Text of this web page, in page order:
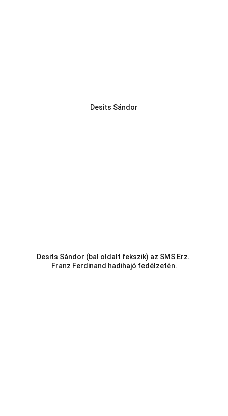
Desits Sándor
Desits Sándor (bal oldalt fekszik) az SMS Erz.
Franz Ferdinand hadihajó fedélzetén.